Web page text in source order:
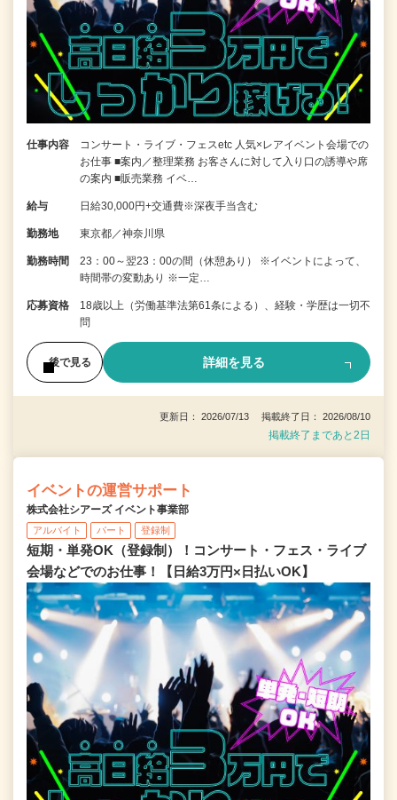
仕事内容
コンサート・ライブ・フェスetc 人気×レアイベント会場での
お仕事 ■案内／整理業務 お客さんに対して入り口の誘導や席
の案内 ■販売業務 イベ…
給与 日給30,000円+交通費※深夜手当含む
勤務地 東京都／神奈川県
勤務時間
23：00～翌23：00の間（休憩あり） ※イベントによって、
時間帯の変動あり ※一定…
応募資格
18歳以上（労働基準法第61条による）、経験・学歴は一切不
問
後で見る 詳細を見る
更新日： 2026/07/13 掲載終了日： 2026/08/10
掲載終了まであと2日
イベントの運営サポート
株式会社シアーズ イベント事業部
アルバイト パート 登録制
短期・単発OK（登録制）！コンサート・フェス・ライブ
会場などでのお仕事！【日給3万円×日払いOK】